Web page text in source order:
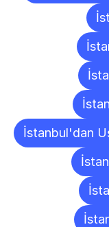
İstanbul'dan